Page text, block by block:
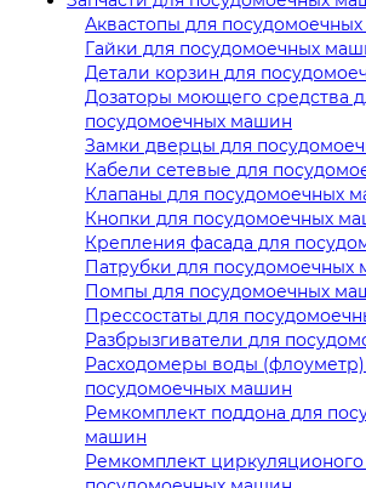
Аквастопы для
Гайки для посудомоечных
Детали корзин для
Дозаторы моющего средства
посудомоечных машин
Замки дверцы для
Кабели сетевые для
Клапаны для посудомоечных
Кнопки для посудомоечных
Крепления фасада для
Патрубки для посудомоечных
Помпы для посудомоечных
Прессостаты для
Разбрызгиватели для
Расходомеры воды (флоуметр)
посудомоечных машин
Ремкомплект поддона для
машин
Ремкомплект циркуляционого